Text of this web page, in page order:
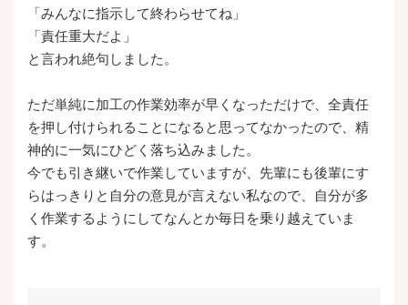
「みんなに指示して終わらせてね」
「責任重大だよ」
と言われ絶句しました。
ただ単純に加工の作業効率が早くなっただけで、全責任
を押し付けられることになると思ってなかったので、精
神的に一気にひどく落ち込みました。
今でも引き継いで作業していますが、先輩にも後輩にす
らはっきりと自分の意見が言えない私なので、自分が多
く作業するようにしてなんとか毎日を乗り越えていま
す。